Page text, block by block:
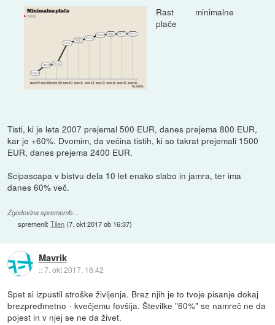
Rast minimalne
plače
Tisti, ki je leta 2007 prejemal 500 EUR, danes prejema 800 EUR,
kar je +60%. Dvomim, da večina tistih, ki so takrat prejemali 1500
EUR, danes prejema 2400 EUR.
Scipascapa v bistvu dela 10 let enako slabo in jamra, ter ima
danes 60% več.
Zgodovina sprememb…
spremenil:Tilen(7. okt 2017 ob 16:37)
Mavrik
::7. okt 2017, 16:42
Spet si izpustil stroške življenja. Brez njih je to tvoje pisanje dokaj
brezpredmetno - kvečjemu fovšija. Številke "60%" se namreč ne da
pojest in v njej se ne da živet.